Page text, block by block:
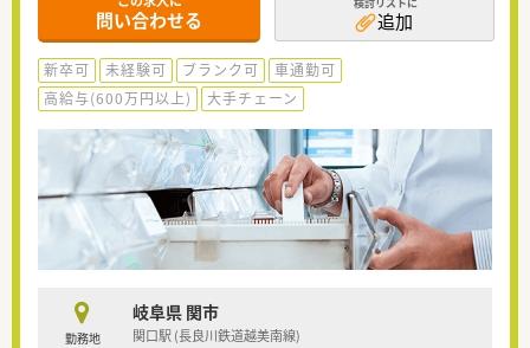
問い合わせる 追加
新卒可 未経験可 ブランク可
車通勤可
高給与(600万円以上)
大手チェーン
勤務地
岐阜県 関市
関口駅 (長良川鉄道越美南線)